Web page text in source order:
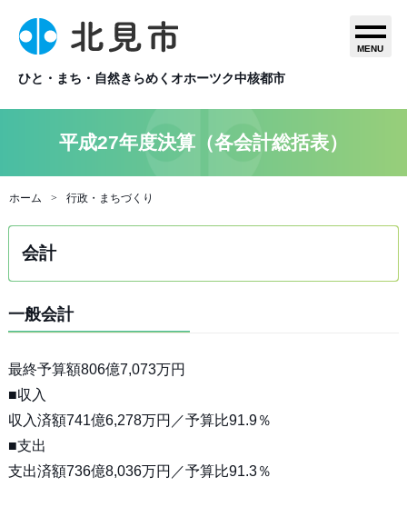
ひと・まち・自然きらめくオホーツク中核都市
MENU
平成27年度決算（各会計総括表）
ホーム 行政・まちづくり
会計
一般会計
最終予算額806億7,073万円
■収入
収入済額741億6,278万円／予算比91.9％
■支出
支出済額736億8,036万円／予算比91.3％